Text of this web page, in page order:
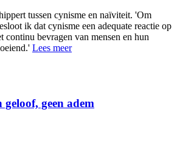
tussen cynisme en naïviteit. 'Om
ik dat cynisme een adequate reactie op
continu bevragen van mensen en hun
Lees meer
geloof, geen adem